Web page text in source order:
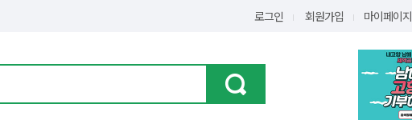
로그인 회원가입 마이페이지